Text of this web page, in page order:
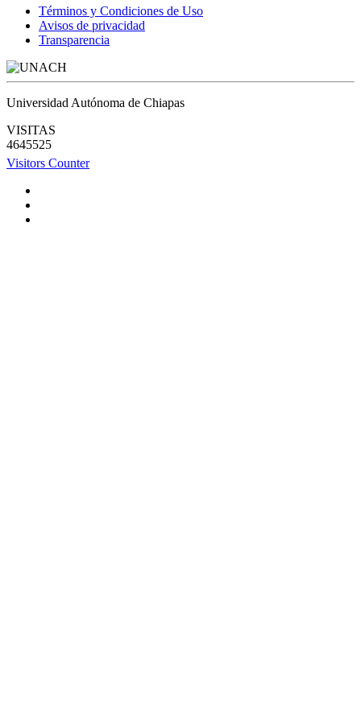
Términos y Condiciones de Uso
Avisos de privacidad
Transparencia
Universidad Autónoma de Chiapas
VISITAS
4645525
Visitors Counter